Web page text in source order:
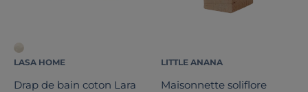
LASA HOME
Drap de bain coton Lara
LITTLE ANANA
Maisonnette soliflore